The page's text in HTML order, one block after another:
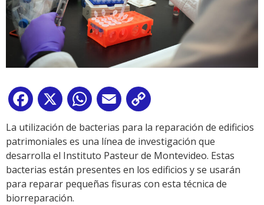
Facebook
X WhatsApp
Email
Link
La utilización de bacterias para la reparación de edificios
patrimoniales es una línea de investigación que
desarrolla el Instituto Pasteur de Montevideo. Estas
bacterias están presentes en los edificios y se usarán
para reparar pequeñas fisuras con esta técnica de
biorreparación.